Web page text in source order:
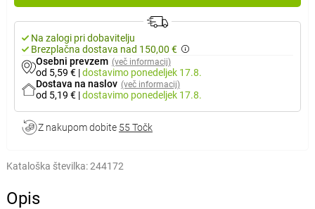
Na zalogi pri dobavitelju
Brezplačna dostava nad 150,00 €
Osebni prevzem (več informacij)
od 5,59 € |dostavimo ponedeljek 17.8.
Dostava na naslov (več informacij)
od 5,19 € |dostavimo ponedeljek 17.8.
Z nakupom dobite 55 Točk
Kataloška številka:244172
Opis